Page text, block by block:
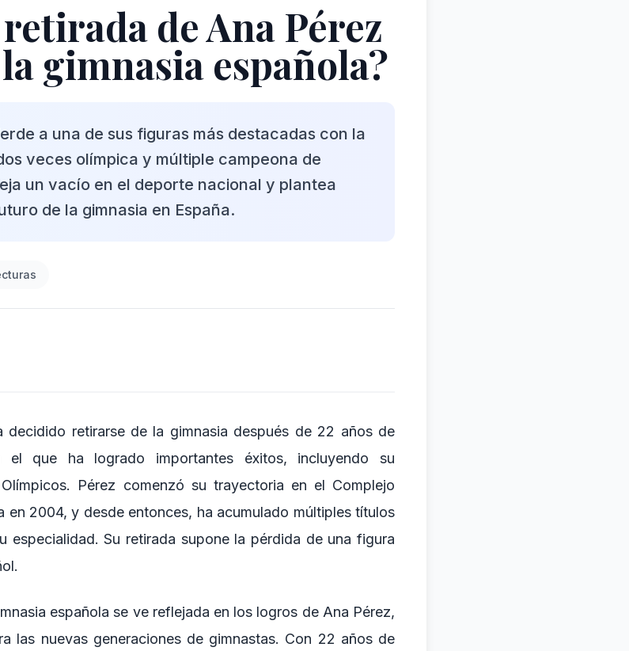
de Ana Pérez
gimnasia española?
a una de sus figuras más destacadas con la
veces olímpica y múltiple campeona de
un vacío en el deporte nacional y plantea
de la gimnasia en España.
decidido retirarse de la gimnasia después de 22 años de
el que ha logrado importantes éxitos, incluyendo su
Pérez comenzó su trayectoria en el Complejo
en 2004, y desde entonces, ha acumulado múltiples títulos
especialidad. Su retirada supone la pérdida de una figura
española se ve reflejada en los logros de Ana Pérez,
las nuevas generaciones de gimnastas. Con 22 años de